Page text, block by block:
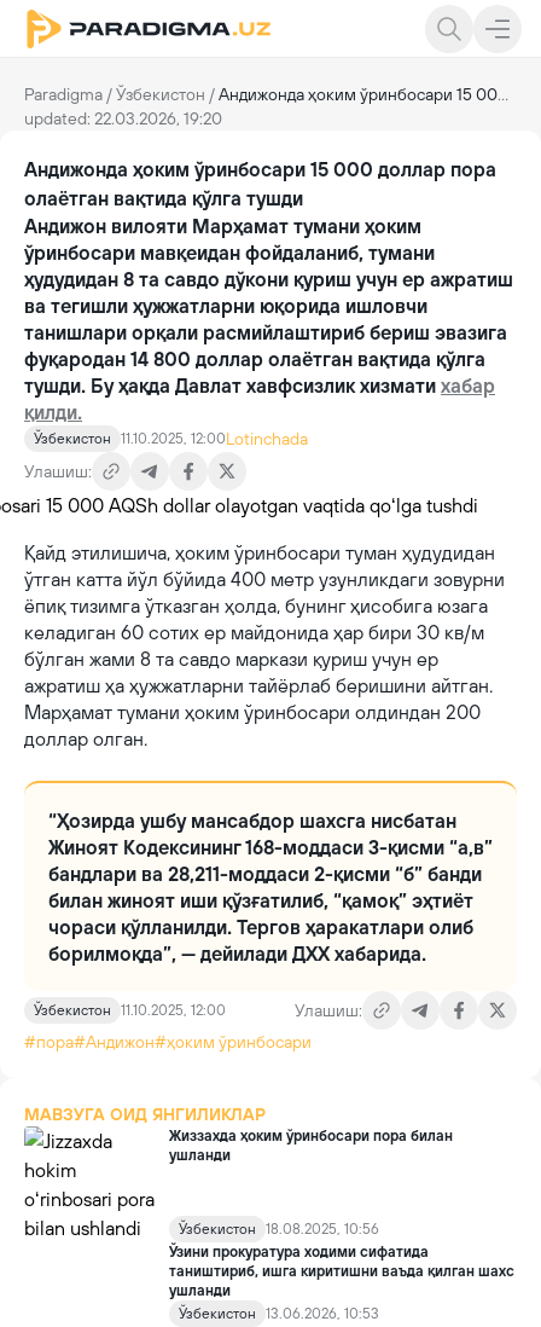
Paradigma /Ўзбекистон /Андижонда ҳоким ўринбосари 15 000 доллар пора олаётган вақтида қўлга тушди
updated: 22.03.2026, 19:20
Андижонда ҳоким ўринбосари 15 000 доллар пора
олаётган вақтида қўлга тушди
Андижон вилояти Марҳамат тумани ҳоким
ўринбосари мавқеидан фойдаланиб, тумани
ҳудудидан 8 та савдо дўкони қуриш учун ер ажратиш
ва тегишли ҳужжатларни юқорида ишловчи
танишлари орқали расмийлаштириб бериш эвазига
фуқародан 14 800 доллар олаётган вақтида қўлга
тушди. Бу ҳақда Давлат хавфсизлик хизмати хабар
қилди.
Ўзбекистон 11.10.2025, 12:00Lotinchada
Улашиш:
Қайд этилишича, ҳоким ўринбосари туман ҳудудидан
ўтган катта йўл бўйида 400 метр узунликдаги зовурни
ёпиқ тизимга ўтказган ҳолда, бунинг ҳисобига юзага
келадиган 60 сотих ер майдонида ҳар бири 30 кв/м
бўлган жами 8 та савдо маркази қуриш учун ер
ажратиш ҳа ҳужжатларни тайёрлаб беришини айтган.
Марҳамат тумани ҳоким ўринбосари олдиндан 200
доллар олган.
“Ҳозирда ушбу мансабдор шахсга нисбатан
Жиноят Кодексининг 168-моддаси 3-қисми “а,в”
бандлари ва 28,211-моддаси 2-қисми “б” банди
билан жиноят иши қўзғатилиб, “қамоқ” эҳтиёт
чораси қўлланилди. Тергов ҳаракатлари олиб
борилмоқда”, — дейилади ДХХ хабарида.
Ўзбекистон 11.10.2025, 12:00
Улашиш:
#пора#Андижон#ҳоким ўринбосари
МАВЗУГА ОИД ЯНГИЛИКЛАР
Жиззахда ҳоким ўринбосари пора билан
ушланди
Ўзбекистон
18.08.2025, 10:56
Ўзини прокуратура ходими сифатида
таништириб, ишга киритишни ваъда қилган шахс
ушланди
Ўзбекистон
13.06.2026, 10:53